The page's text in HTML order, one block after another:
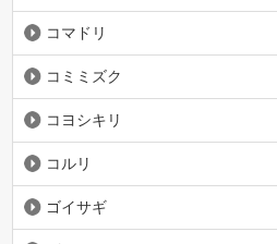
コマドリ
コミミズク
コヨシキリ
コルリ
ゴイサギ